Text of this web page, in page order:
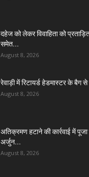
दहेज को लेकर विवाहिता को
समेत...
August 8, 2026
रेवाड़ी में रिटायर्ड हेडमास्टर के बैग
August 8, 2026
अतिक्रमण हटाने की कार्रवाई में
अर्जुन...
August 8, 2026